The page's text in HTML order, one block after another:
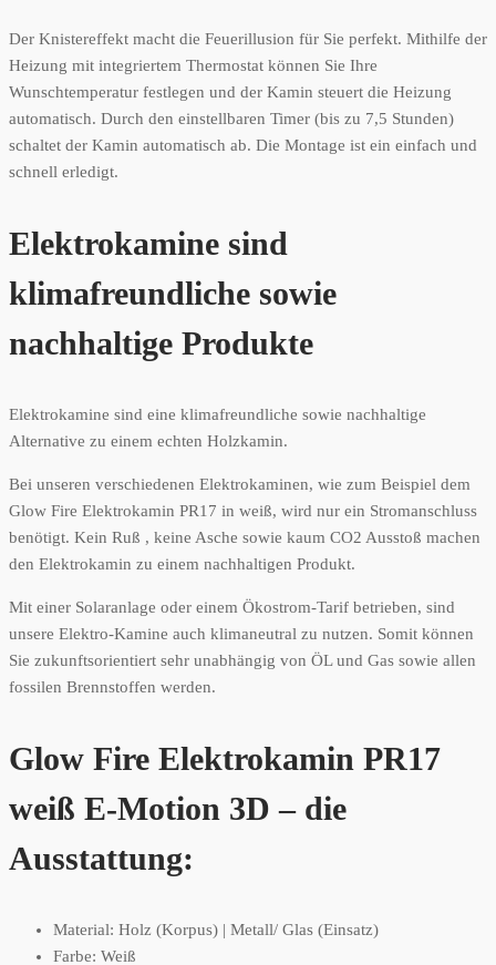
Der Knistereffekt macht die Feuerillusion für Sie perfekt. Mithilfe der
Heizung mit integriertem Thermostat können Sie Ihre
Wunschtemperatur festlegen und der Kamin steuert die Heizung
automatisch. Durch den einstellbaren Timer (bis zu 7,5 Stunden)
schaltet der Kamin automatisch ab. Die Montage ist ein einfach und
schnell erledigt.
Elektrokamine sind
klimafreundliche sowie
nachhaltige Produkte
Elektrokamine sind eine klimafreundliche sowie nachhaltige
Alternative zu einem echten Holzkamin.
Bei unseren verschiedenen Elektrokaminen, wie zum Beispiel dem
Glow Fire Elektrokamin PR17 in weiß, wird nur ein Stromanschluss
benötigt. Kein Ruß , keine Asche sowie kaum CO2 Ausstoß machen
den Elektrokamin zu einem nachhaltigen Produkt.
Mit einer Solaranlage oder einem Ökostrom-Tarif betrieben, sind
unsere Elektro-Kamine auch klimaneutral zu nutzen. Somit können
Sie zukunftsorientiert sehr unabhängig von ÖL und Gas sowie allen
fossilen Brennstoffen werden.
Glow Fire Elektrokamin PR17
weiß E-Motion 3D – die
Ausstattung:
Material: Holz (Korpus) | Metall/ Glas (Einsatz)
Farbe: Weiß